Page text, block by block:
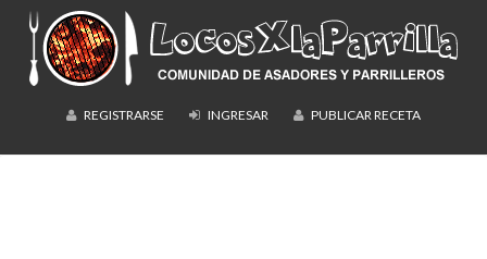
REGISTRARSE INGRESAR PUBLICAR RECETA